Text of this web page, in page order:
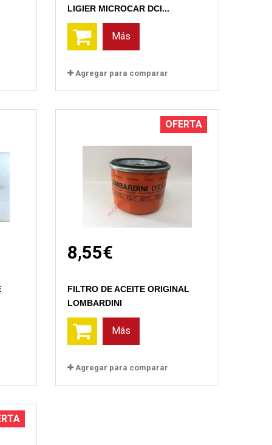
LIGIER MICROCAR DCI...
Más
Agregar para comparar
OFERTA
8,55€
FILTRO DE ACEITE ORIGINAL
LOMBARDINI
Más
Agregar para comparar